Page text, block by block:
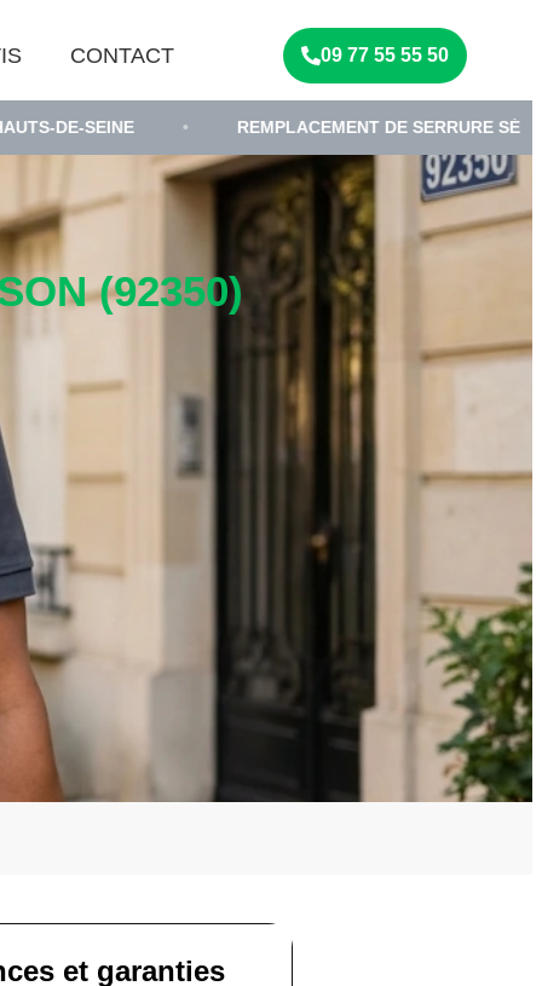
CONTACT 09 77 55 55 50
• REMPLACEMENT DE SERRURE SÉCURISÉE •
(92350)
et garanties